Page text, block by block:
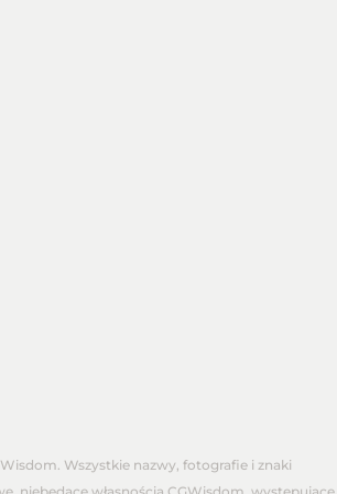
Wszystkie nazwy, fotografie i znaki